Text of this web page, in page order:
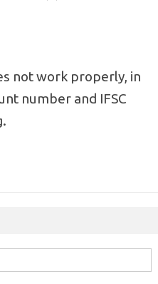
not work properly, in
number and IFSC